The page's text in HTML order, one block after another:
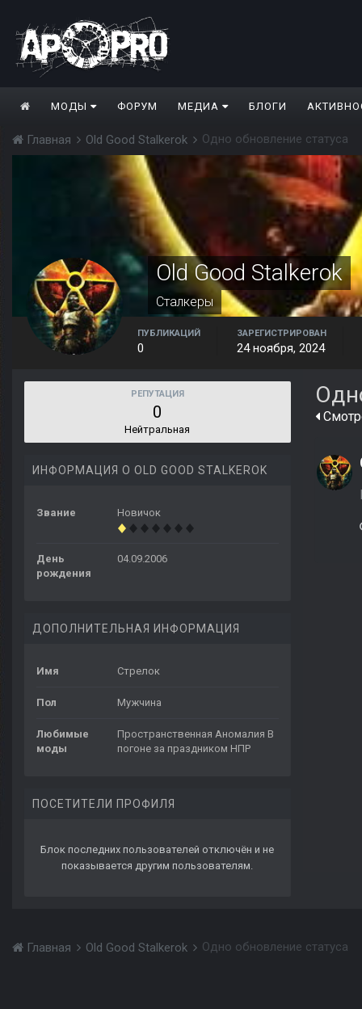
МОДЫ ФОРУМ МЕДИА БЛОГИ
Главная Old Good Stalkerok Одно обновление статуса
Old Good Stalkerok
Сталкеры
ПУБЛИКАЦИЙ
0
ЗАРЕГИСТРИРОВАН
24 ноября, 2024
РЕПУТАЦИЯ
0
Нейтральная
ИНФОРМАЦИЯ О OLD GOOD STALKEROK
Звание Новичок
День
рождения
04.09.2006
ДОПОЛНИТЕЛЬНАЯ ИНФОРМАЦИЯ
Имя Стрелок
Пол Мужчина
Любимые
моды
Пространственная Аномалия В
погоне за праздником НПР
ПОСЕТИТЕЛИ ПРОФИЛЯ
Блок последних пользователей отключён и не
показывается другим пользователям.
Главная Old Good Stalkerok Одно обновление статуса